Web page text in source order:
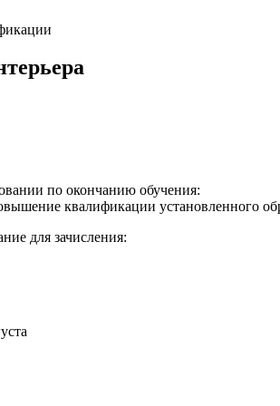
по окончанию обучения:
квалификации установленного
для зачисления: